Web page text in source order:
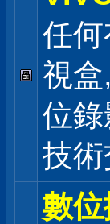
任
視
位
技
數